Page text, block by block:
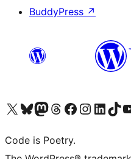
BuddyPress ↗
Bezoek ons X (voorheen Twitter) account
Bezoek onze Bluesky account
Bezoek ons Mastodon account
Bezoek onze Threads account
Onze Facebookpagina bezoeken
Bezoek onze Instagram
Bezoek onze
Bezoek
Code is Poetry.